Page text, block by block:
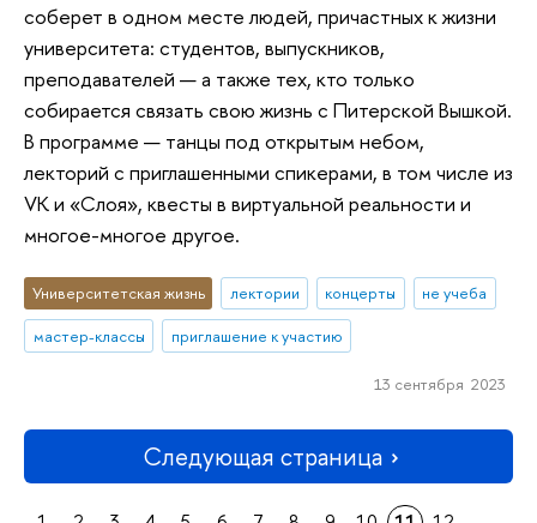
соберет в одном месте людей, причастных к жизни
университета: студентов, выпускников,
преподавателей — а также тех, кто только
собирается связать свою жизнь с Питерской Вышкой.
В программе — танцы под открытым небом,
лекторий с приглашенными спикерами, в том числе из
VK и «Слоя», квесты в виртуальной реальности и
многое-многое другое.
Университетская жизнь лектории концерты
не учеба
мастер-классы
приглашение к участию
13 сентября 2023
Следующая страница